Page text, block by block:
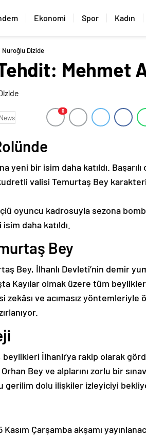
Ekonomi Spor Kadın
Nuroğlu Dizide
Mehmet
News
0
bir isim daha katıldı. Başarılı
valisi Temurtaş Bey
Bey
Bey, İlhanlı Devleti’nin demir
Kayılar olmak üzere tüm
ve acımasız yöntemleriyle
İlhanlı’ya rakip olarak
Bey ve alplarını zorlu bir
gerilim dolu ilişkiler izleyiciyi
Çarşamba akşamı